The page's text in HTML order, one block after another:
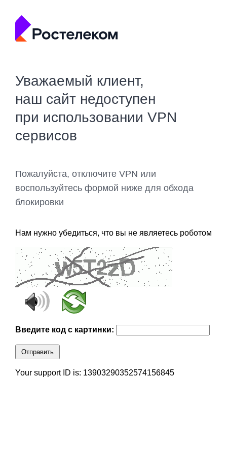
Уважаемый клиент,
наш сайт недоступен
при использовании VPN
сервисов
Пожалуйста, отключите VPN или
воспользуйтесь формой ниже для обхода
блокировки
Нам нужно убедиться, что вы не являетесь роботом
Введите код с картинки:
Отправить
Your support ID is: 13903290352574156845